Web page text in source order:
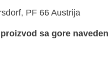
PF 66 Austrija
sa gore